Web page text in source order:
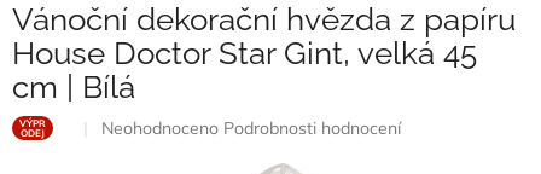
Vánoční dekorační hvězda z papíru
House Doctor Star Gint, velká 45
cm | Bílá
VÝPR
ODEJ
Průměrné
Neohodnoceno Podrobnosti hodnocení